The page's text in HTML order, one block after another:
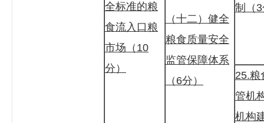
全标准的粮
食流入口粮
市场（10
分）
（十二）健全
粮食质量安全
监管保障体系
（6分）
制（
25.粮
管机
机构